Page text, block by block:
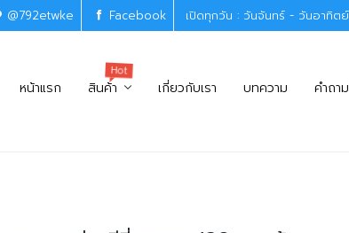
@792etwke Facebook เปิดทุกวัน : วันจันทร์ - วันอาทิต
หน้าแรก สินค้า
Hot
เกี่ยวกับเรา บทความ คำถา